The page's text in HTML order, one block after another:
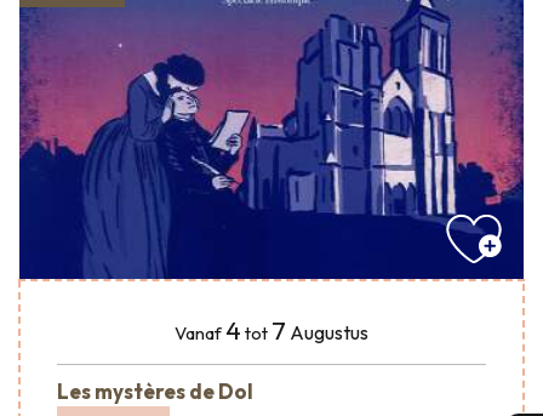
Vanaf4 tot 7 Augustus
Les mystères de Dol